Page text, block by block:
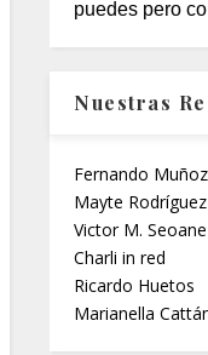
puedes pero
Nuestras
Fernando Muñoz
Mayte Rodríguez
Victor M. Seoane
Charli in red
Ricardo Huetos
Marianella